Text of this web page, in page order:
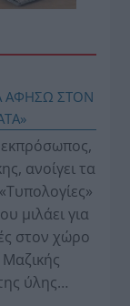
ΑΦΗΣΩ ΣΤΟΝ
ανοίγει τα
μιλάει για
στον χώρο
ύλης